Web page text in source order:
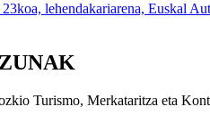
lehendakariarena, Euskal
Turismo, Merkataritza eta